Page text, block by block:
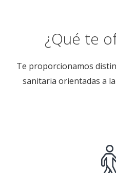
¿Qué te
Te proporcionamos
sanitaria orientadas a